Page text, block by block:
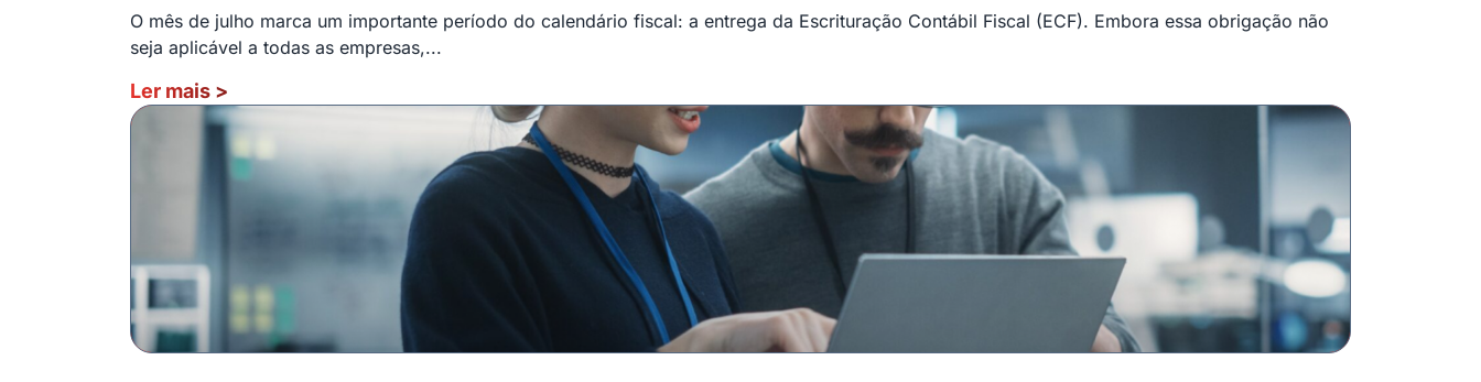
O mês de julho marca um importante período do calendário fiscal: a entrega da Escrituração Contábil Fiscal (ECF). Embora essa obrigação não
seja aplicável a todas as empresas,...
Ler mais >